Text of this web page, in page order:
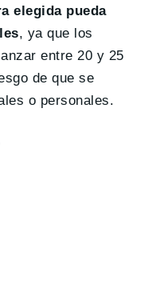
elegida pueda
, ya que los
entre 20 y 25
de que se
o personales.